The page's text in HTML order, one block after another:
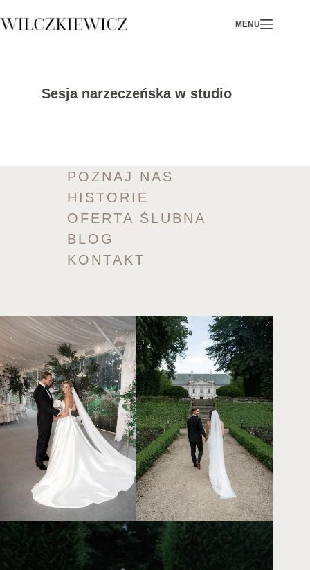
to
MENU
Sesja narzeczeńska w studio
POZNAJ NAS
HISTORIE
OFERTA ŚLUBNA
BLOG
KONTAKT